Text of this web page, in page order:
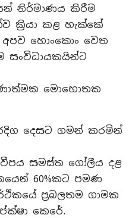
නිර්මාණය කිරීම
ක්‍රියා කළ හැක්කේ
අපව හොංකොං වෙත
සංවිධායකයින්ට
මොහොතක
දෙසට ගමන් කරමින්
සමස්ත ගෝලීය දළ
60%කට පමණ
ප්‍රබලතම ගාමක
කෙරේ.